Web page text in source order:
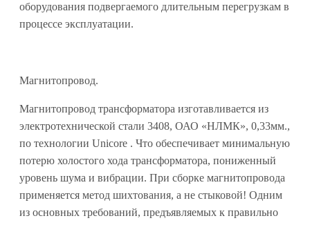
оборудования подвергаемого длительным перегрузкам в
процессе эксплуатации.
Магнитопровод.
Магнитопровод трансформатора изготавливается из
электротехнической стали 3408, ОАО «НЛМК», 0,33мм.,
по технологии Unicore . Что обеспечивает минимальную
потерю холостого хода трансформатора, пониженный
уровень шума и вибрации. При сборке магнитопровода
применяется метод шихтования, а не стыковой! Одним
из основных требований, предъявляемых к правильно